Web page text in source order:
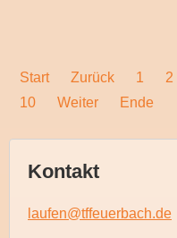
Start Zurück 1 2
10
Weiter Ende
Kontakt
laufen@tffeuerbach.de